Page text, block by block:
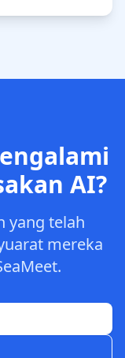
AI?
yang telah
mereka